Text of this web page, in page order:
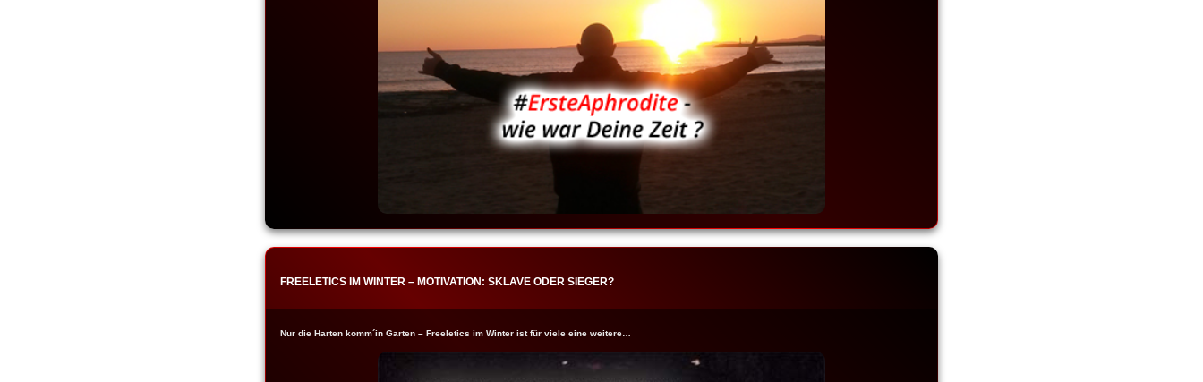
FREELETICS IM WINTER – MOTIVATION: SKLAVE ODER SIEGER?
Nur die Harten komm´in Garten – Freeletics im Winter ist für viele eine weitere…